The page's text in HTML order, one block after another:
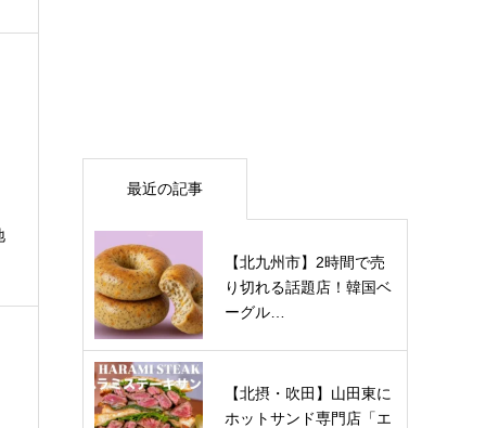
最近の記事
【北九州市】2時間で売
り切れる話題店！韓国ベ
ーグル…
【北摂・吹田】山田東に
ホットサンド専門店「エ